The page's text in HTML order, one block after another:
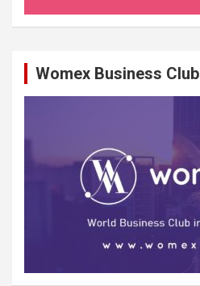
Womex Business Club